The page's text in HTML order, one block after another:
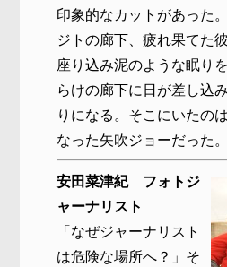
印象的なカットがあった
ジトの廊下、疲れ果てた
座り込み泥のような眠り
らけの廊下に日が差し込
りになる。そこにいたの
なった矢吹ジョーだった
安田菜津紀 フォトジ
ャーナリスト
「なぜジャーナリスト
は危険な場所へ？」そ